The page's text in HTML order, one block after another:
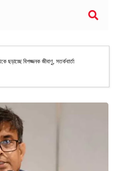
ছড়াচ্ছে বিপজ্জনক জীবাণু, সতর্কবার্তা